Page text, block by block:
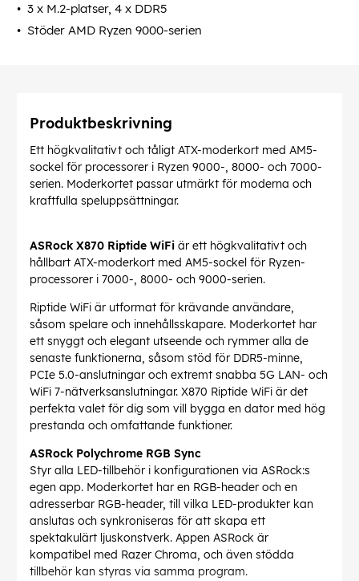
3 x M.2-platser, 4 x DDR5
Stöder AMD Ryzen 9000-serien
Produktbeskrivning
Ett högkvalitativt och tåligt ATX-moderkort med AM5-
sockel för processorer i Ryzen 9000-, 8000- och 7000-
serien. Moderkortet passar utmärkt för moderna och
kraftfulla speluppsättningar.
ASRock X870 Riptide WiFi är ett högkvalitativt och
hållbart ATX-moderkort med AM5-sockel för Ryzen-
processorer i 7000-, 8000- och 9000-serien.
Riptide WiFi är utformat för krävande användare,
såsom spelare och innehållsskapare. Moderkortet har
ett snyggt och elegant utseende och rymmer alla de
senaste funktionerna, såsom stöd för DDR5-minne,
PCIe 5.0-anslutningar och extremt snabba 5G LAN- och
WiFi 7-nätverksanslutningar. X870 Riptide WiFi är det
perfekta valet för dig som vill bygga en dator med hög
prestanda och omfattande funktioner.
ASRock Polychrome RGB Sync
Styr alla LED-tillbehör i konfigurationen via ASRock:s
egen app. Moderkortet har en RGB-header och en
adresserbar RGB-header, till vilka LED-produkter kan
anslutas och synkroniseras för att skapa ett
spektakulärt ljuskonstverk. Appen ASRock är
kompatibel med Razer Chroma, och även stödda
tillbehör kan styras via samma program.